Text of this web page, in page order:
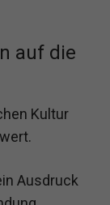
auf die
Kultur
Ausdruck